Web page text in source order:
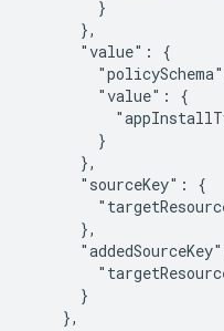
        }
      },
      "value": {
        "value": {
        }
      },
      "sourceKey": {
      },
      }
    },